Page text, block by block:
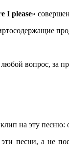
I please»
вопрос, за
на эту песню:
песни, а не